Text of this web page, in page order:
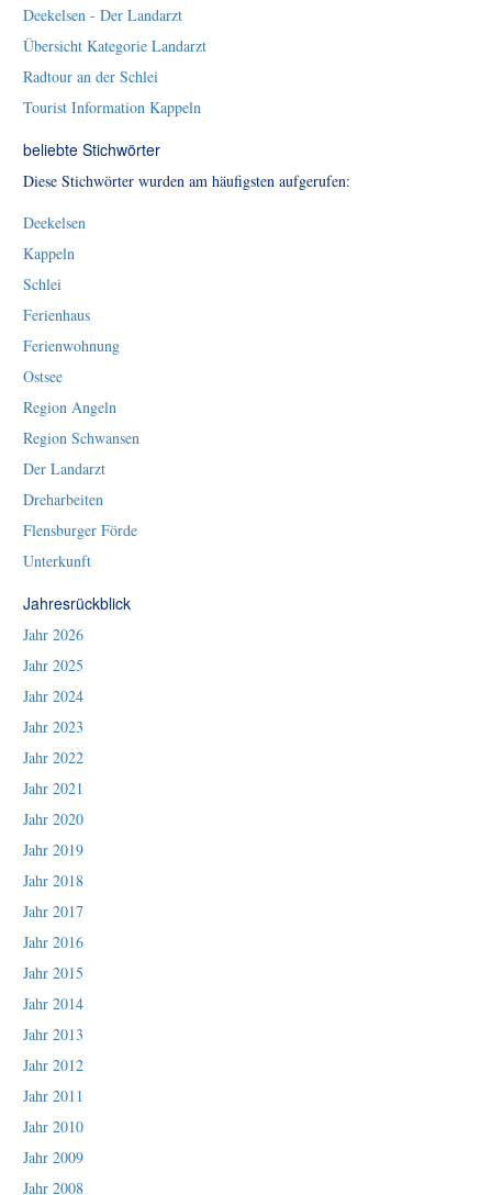
Deekelsen - Der Landarzt
Übersicht Kategorie Landarzt
Radtour an der Schlei
Tourist Information Kappeln
beliebte Stichwörter
Diese Stichwörter wurden am häufigsten aufgerufen:
Deekelsen
Kappeln
Schlei
Ferienhaus
Ferienwohnung
Ostsee
Region Angeln
Region Schwansen
Der Landarzt
Dreharbeiten
Flensburger Förde
Unterkunft
Jahresrückblick
Jahr 2026
Jahr 2025
Jahr 2024
Jahr 2023
Jahr 2022
Jahr 2021
Jahr 2020
Jahr 2019
Jahr 2018
Jahr 2017
Jahr 2016
Jahr 2015
Jahr 2014
Jahr 2013
Jahr 2012
Jahr 2011
Jahr 2010
Jahr 2009
Jahr 2008